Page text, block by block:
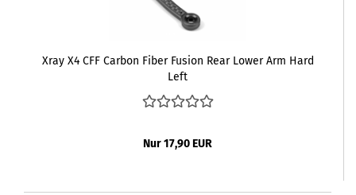
Xray X4 CFF Carbon Fiber Fusion Rear Lower Arm Hard
Left
Nur 17,90 EUR